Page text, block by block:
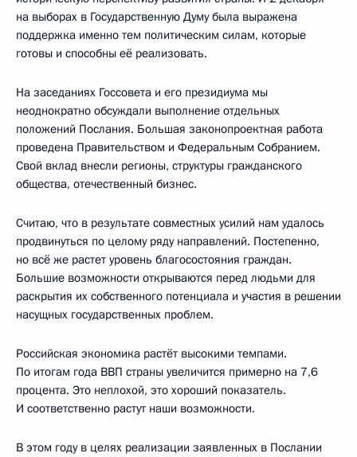
на выборах в Государственную Думу была выражена
поддержка именно тем политическим силам, которые
готовы и способны её реализовать.
На заседаниях Госсовета и его президиума мы
неоднократно обсуждали выполнение отдельных
положений Послания. Большая законопроектная работа
проведена Правительством и Федеральным Собранием.
Свой вклад внесли регионы, структуры гражданского
общества, отечественный бизнес.
Считаю, что в результате совместных усилий нам удалось
продвинуться по целому ряду направлений. Постепенно,
но всё же растет уровень благосостояния граждан.
Большие возможности открываются перед людьми для
раскрытия их собственного потенциала и участия в решении
насущных государственных проблем.
Российская экономика растёт высокими темпами.
По итогам года ВВП страны увеличится примерно на 7,6
процента. Это неплохой, это хороший показатель.
И соответственно растут наши возможности.
В этом году в целях реализации заявленных в Послании